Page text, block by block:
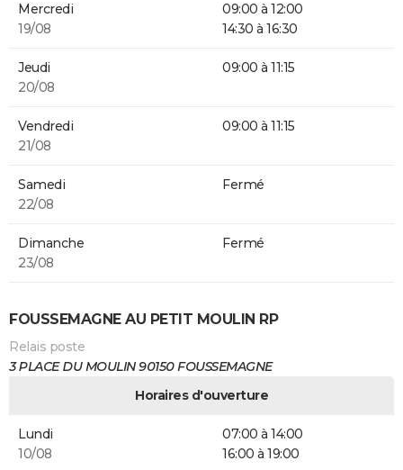
Mercredi
19/08
09:00 à 12:00
14:30 à 16:30
Jeudi
20/08
09:00 à 11:15
Vendredi
21/08
09:00 à 11:15
Samedi
22/08
Fermé
Dimanche
23/08
Fermé
FOUSSEMAGNE AU PETIT MOULIN RP
Relais poste
3 PLACE DU MOULIN 90150 FOUSSEMAGNE
Horaires d'ouverture
Lundi
10/08
07:00 à 14:00
16:00 à 19:00